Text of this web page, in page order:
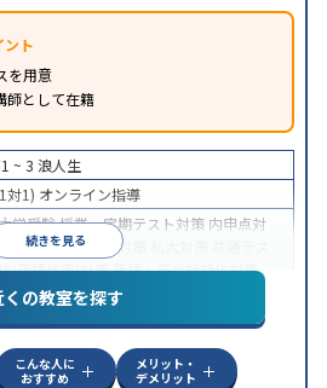
ント
を用意
師として在籍
続きを見る
~ 3 浪人生
対1) オンライン指導
学受験授業・定期テスト対策 内申点対
の定着国公立大対策
(英語検定)対策英語・英会話特化対策
生に対応授業の振替可能
PC・タブレットを利用オンライン対応1
講可能
くの教室を探す
こんな人に
おすすめ
メリット・
デメリット